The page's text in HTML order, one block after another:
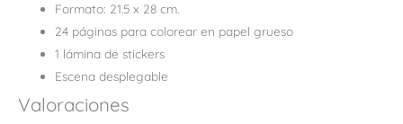
Formato: 21.5 x 28 cm.
24 páginas para colorear en papel grueso
1 lámina de stickers
Escena desplegable
Valoraciones